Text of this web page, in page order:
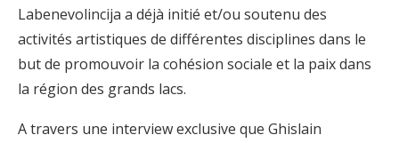
Labenevolincija a déjà initié et/ou soutenu des
activités artistiques de différentes disciplines dans le
but de promouvoir la cohésion sociale et la paix dans
la région des grands lacs.
A travers une interview exclusive que Ghislain